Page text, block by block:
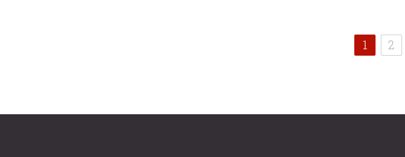
1 2